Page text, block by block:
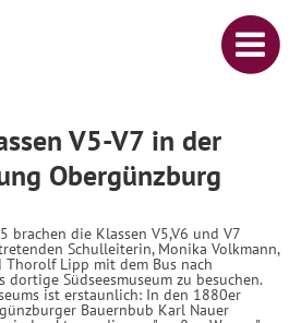
V5-V7 in der
Obergünzburg
brachen die Klassen V5,V6 und V7
Schulleiterin, Monika Volkmann,
Lipp mit dem Bus nach
dortige Südseesmuseum zu besuchen.
ist erstaunlich: In den 1880er
Bauernbub Karl Nauer